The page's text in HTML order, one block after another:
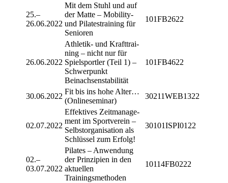
25.–
26.06.2022
Mit dem Stuhl und auf
der Matte – Mobi­lity-
und Pila­tes­trai­ning für
Senioren
101FB2622
26.06.2022
Athle­tik- und Kraft­trai­
ning – nicht nur für
Spiel­sport­ler (Teil 1) –
Schwer­punkt
Beinachsenstabilität
101FB4622
30.06.2022
Fit bis ins hohe Alter…
(Onlineseminar)
30211WEB1322
02.07.2022
Effek­ti­ves Zeit­ma­nage­
ment im Sport­ver­ein –
Selbst­or­ga­ni­sa­tion als
Schlüs­sel zum Erfolg!
30101ISPI0122
02.–
03.07.2022
Pila­tes – Anwen­dung
der Prin­zi­pien in den
aktu­el­len
Trainingsmethoden
10114FB0222